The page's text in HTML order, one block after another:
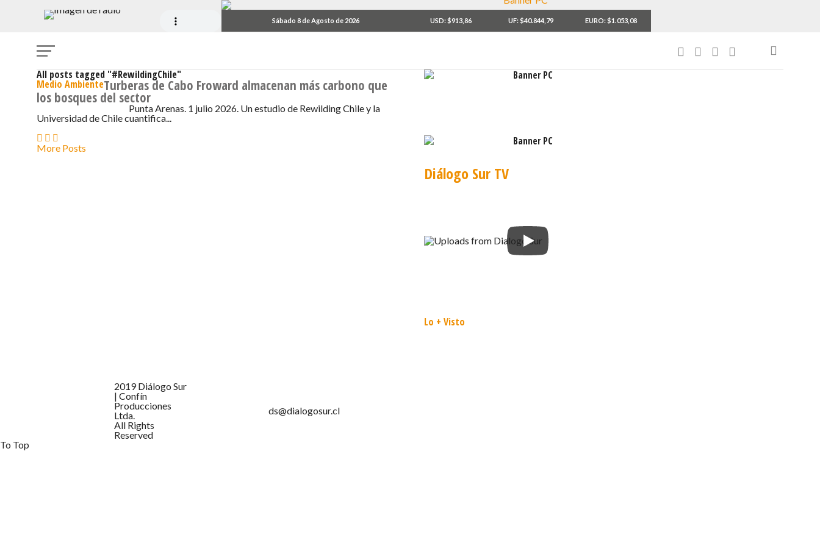
Sábado 8 de Agosto de 2026 USD: $913,86 UF: $40.844,79 EURO: $1.053,08
All posts tagged "#RewildingChile"
Medio AmbienteTurberas de Cabo Froward almacenan más carbono que
los bosques del sector
1 DE JULIO DE 2026 - 6:59 Punta Arenas. 1 julio 2026. Un estudio de Rewilding Chile y la
Universidad de Chile cuantifica...
More Posts
Diálogo Sur TV
Lo + Visto
2019 Diálogo Sur
| Confín
Producciones
Ltda.
All Rights
Reserved
ds@dialogosur.cl
To Top